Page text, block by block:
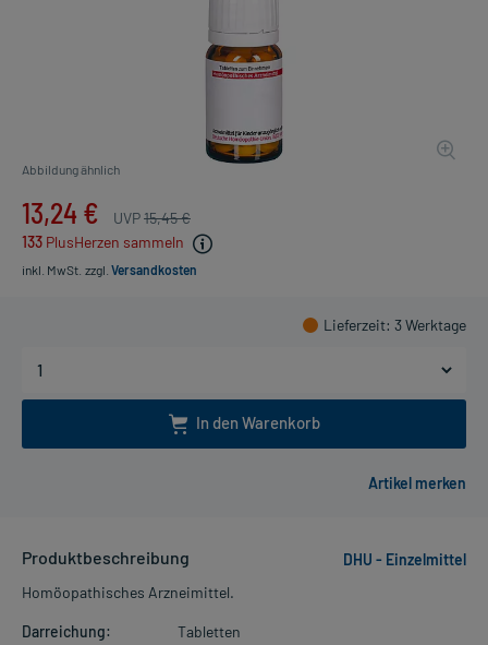
Abbildung ähnlich
13,24 € UVP15,45 €
133 PlusHerzen sammeln
inkl. MwSt. zzgl. Versandkosten
Lieferzeit: 3 Werktage
In den Warenkorb
Produktbeschreibung
DHU - Einzelmittel
Homöopathisches Arzneimittel.
Darreichung:
Tabletten